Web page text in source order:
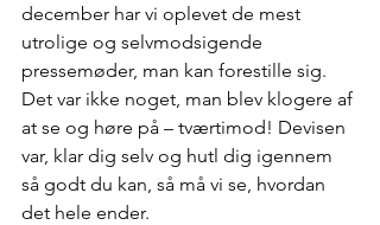
december har vi oplevet de mest
utrolige og selvmodsigende
pressemøder, man kan forestille sig.
Det var ikke noget, man blev klogere af
at se og høre på – tværtimod! Devisen
var, klar dig selv og hutl dig igennem
så godt du kan, så må vi se, hvordan
det hele ender.